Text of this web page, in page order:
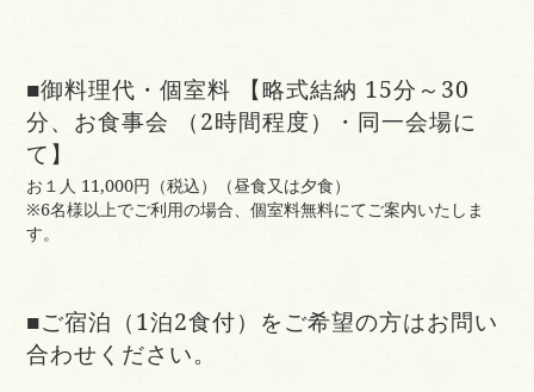
■御料理代・個室料 【略式結納 15分～30
分、お食事会 （2時間程度）・同一会場に
て】
お１人 11,000円（税込）（昼食又は夕食）
※6名様以上でご利用の場合、個室料無料にてご案内いたしま
す。
■ご宿泊（1泊2食付）をご希望の方はお問い
合わせください。